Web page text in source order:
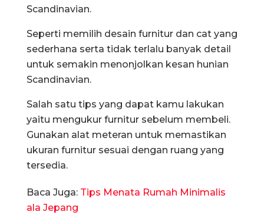
Scandinavian.
Seperti memilih desain furnitur dan cat yang
sederhana serta tidak terlalu banyak detail
untuk semakin menonjolkan kesan hunian
Scandinavian.
Salah satu tips yang dapat kamu lakukan
yaitu mengukur furnitur sebelum membeli.
Gunakan alat meteran untuk memastikan
ukuran furnitur sesuai dengan ruang yang
tersedia.
Baca Juga: Tips Menata Rumah Minimalis
ala Jepang